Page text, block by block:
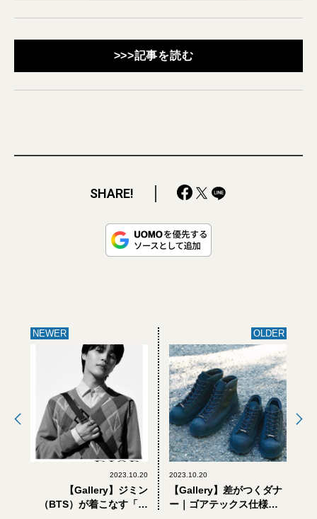
>>>記事を読む
SHARE!
NEWER
2023.10.20
【Gallery】ジミン
（BTS）が着こなす「デ
OLDER
2023.10.20
【Gallery】差がつくダナ
ー｜ゴアテックス仕様。